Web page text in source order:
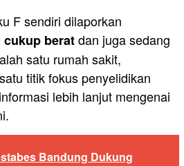
F sendiri dilaporkan
cukup beratdan juga sedang
satu rumah sakit,
titik fokus penyelidikan
lebih lanjut mengenai
Bandung Dukung